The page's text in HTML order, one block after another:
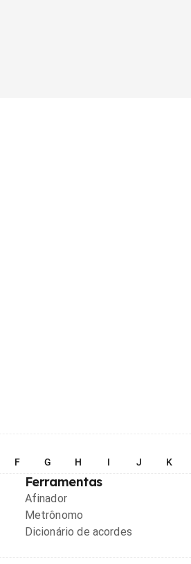
F G H I J K
Ferramentas
Afinador
Metrônomo
Dicionário de acordes